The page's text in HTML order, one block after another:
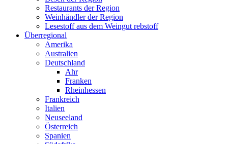
Restaurants der Region
Weinhändler der Region
Lesestoff aus dem Weingut rebstoff
Überregional
Amerika
Australien
Deutschland
Ahr
Franken
Rheinhessen
Frankreich
Italien
Neuseeland
Österreich
Spanien